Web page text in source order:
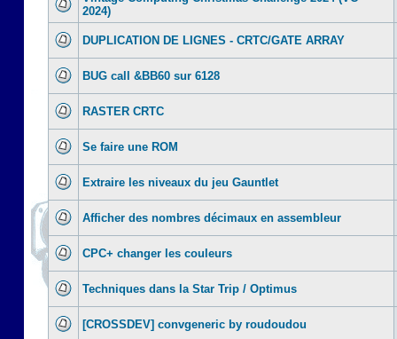
2024)
DUPLICATION DE LIGNES - CRTC/GATE ARRAY
BUG call &BB60 sur 6128
RASTER CRTC
Se faire une ROM
Extraire les niveaux du jeu Gauntlet
Afficher des nombres décimaux en assembleur
CPC+ changer les couleurs
Techniques dans la Star Trip / Optimus
[CROSSDEV] convgeneric by roudoudou